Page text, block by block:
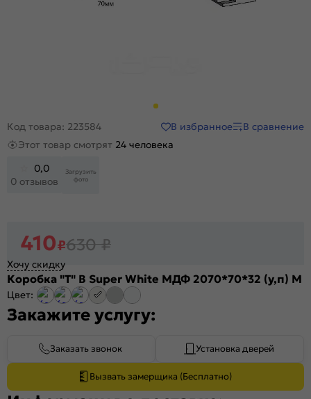
Код товара: 223584 В избранное
В сравнение
Этот товар смотрят 24 человека
0,0
0 отзывов
Загрузить
фото
410₽630₽
Хочу скидку
Коробка "Т" В Super White МДФ 2070*70*32 (у,п) М
Цвет:
Закажите услугу:
Заказать звонок Установка дверей
Вызвать замерщика (Бесплатно)